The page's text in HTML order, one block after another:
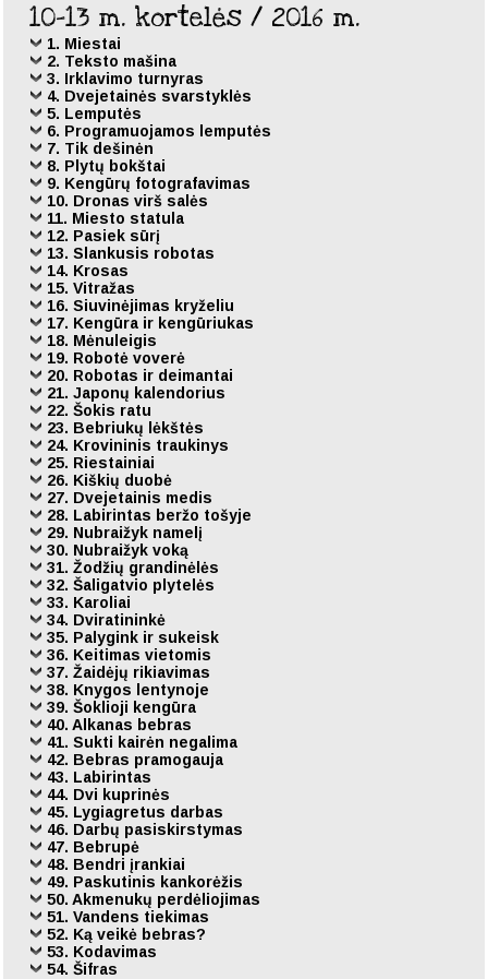
10-13 m. kortelės / 2016 m.
1. Miestai
2. Teksto mašina
3. Irklavimo turnyras
4. Dvejetainės svarstyklės
5. Lemputės
6. Programuojamos lemputės
7. Tik dešinėn
8. Plytų bokštai
9. Kengūrų fotografavimas
10. Dronas virš salės
11. Miesto statula
12. Pasiek sūrį
13. Slankusis robotas
14. Krosas
15. Vitražas
16. Siuvinėjimas kryželiu
17. Kengūra ir kengūriukas
18. Mėnuleigis
19. Robotė voverė
20. Robotas ir deimantai
21. Japonų kalendorius
22. Šokis ratu
23. Bebriukų lėkštės
24. Krovininis traukinys
25. Riestainiai
26. Kiškių duobė
27. Dvejetainis medis
28. Labirintas beržo tošyje
29. Nubraižyk namelį
30. Nubraižyk voką
31. Žodžių grandinėlės
32. Šaligatvio plytelės
33. Karoliai
34. Dviratininkė
35. Palygink ir sukeisk
36. Keitimas vietomis
37. Žaidėjų rikiavimas
38. Knygos lentynoje
39. Šoklioji kengūra
40. Alkanas bebras
41. Sukti kairėn negalima
42. Bebras pramogauja
43. Labirintas
44. Dvi kuprinės
45. Lygiagretus darbas
46. Darbų pasiskirstymas
47. Bebrupė
48. Bendri įrankiai
49. Paskutinis kankorėžis
50. Akmenukų perdėliojimas
51. Vandens tiekimas
52. Ką veikė bebras?
53. Kodavimas
54. Šifras